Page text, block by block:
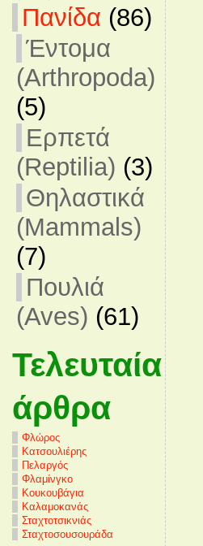
Πανίδα (86)
Έντομα
(Arthropoda)
(5)
Ερπετά
(Reptilia) (3)
Θηλαστικά
(Mammals)
(7)
Πουλιά
(Aves) (61)
Τελευταία
άρθρα
Φλώρος
Κατσουλιέρης
Πελαργός
Φλαμίνγκο
Κουκουβάγια
Καλαμοκανάς
Σταχτοτσικνιάς
Σταχτοσουσουράδα